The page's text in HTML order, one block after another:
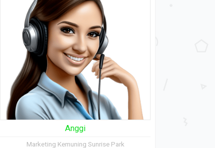
Anggi
Marketing Kemuning Sunrise Park